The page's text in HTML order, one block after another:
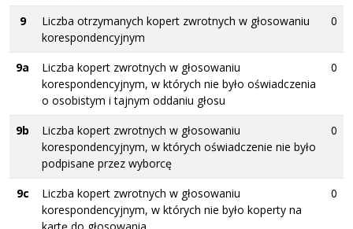
9
Liczba otrzymanych kopert zwrotnych w głosowaniu
korespondencyjnym
0
9a
Liczba kopert zwrotnych w głosowaniu
korespondencyjnym, w których nie było oświadczenia
o osobistym i tajnym oddaniu głosu
0
9b
Liczba kopert zwrotnych w głosowaniu
korespondencyjnym, w których oświadczenie nie było
podpisane przez wyborcę
0
9c
Liczba kopert zwrotnych w głosowaniu
korespondencyjnym, w których nie było koperty na
0